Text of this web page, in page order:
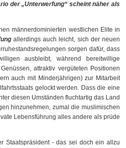
der „Unterwerfung“ scheint näher als
männerdominierten westlichen Elite in
allerdings auch leicht, sich der neuen
sorgen dafür, dass
ausbleibt, während bereitwillige
attraktiv vergüteten Positionen
auch mit Minderjährigen) zur Mitarbeit
gelockt werden. Dass die eine
diesen Umständen fluchtartig das Land
hinzunehmen, zumal die muslimischen
Lebensführung alles andere als prüde
Staatspräsident - das sei doch ein allzu